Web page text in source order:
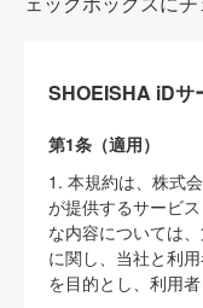
SHOEISHA iDサ
第1条（適用）
1. 本規約は、株式
が提供するサービ
な内容については
に関し、当社と利
を目的とし、利用